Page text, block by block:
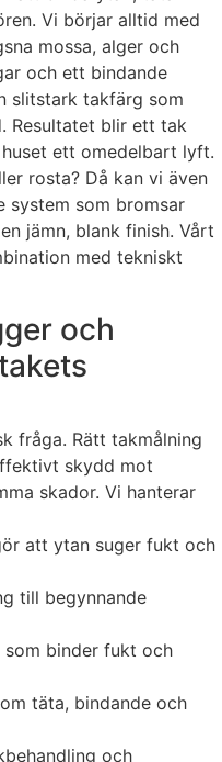
Vi börjar alltid med
mossa, alger och
och ett bindande
slitstark takfärg som
Resultatet blir ett tak
ett omedelbart lyft.
rosta? Då kan vi även
system som bromsar
jämn, blank finish. Vårt
med tekniskt
och
fråga. Rätt takmålning
skydd mot
skador. Vi hanterar
att ytan suger fukt och
till begynnande
som binder fukt och
täta, bindande och
och